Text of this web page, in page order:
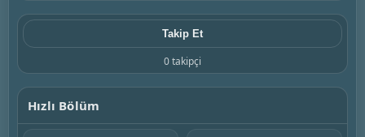
Takip Et
0 takipçi
Hızlı Bölüm